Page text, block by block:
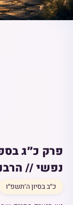
פרק כ״ג
נפשי //
כ״ב בסיון ה׳תשפ״ו